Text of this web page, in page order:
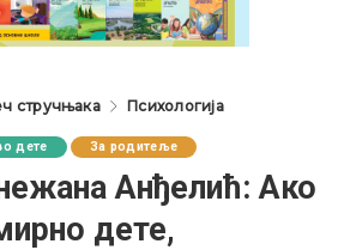
стручњака Психологија
дете За родитеље
Анђелић: Aко
дете,